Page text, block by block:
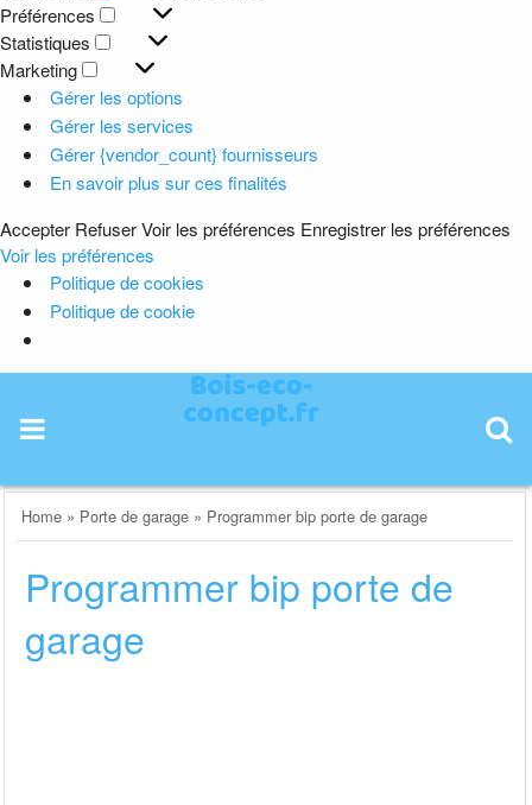
Fonctionnel
Préférences
Préférences
Statistiques
Statistiques
Marketing
Marketing
Gérer les options
Gérer les services
Gérer {vendor_count} fournisseurs
En savoir plus sur ces finalités
Accepter RefuserVoir les préférences Enregistrer les préférences
Voir les préférences
Politique de cookies
Politique de cookie
content
Home » Porte de garage » Programmer bip porte de garage
Programmer bip porte de
garage